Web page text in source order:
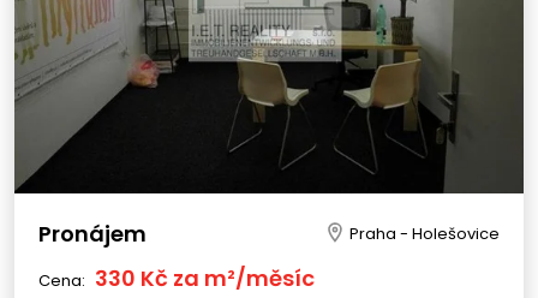
Pronájem Praha - Holešovice
Cena: 330 Kč za m²/měsíc